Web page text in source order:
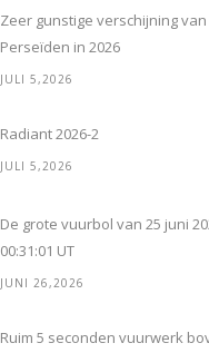
Zeer gunstige verschijning
Perseïden in 2026
JULI 5,2026
Radiant 2026-2
JULI 5,2026
De grote vuurbol van 25 juni
00:31:01 UT
JUNI 26,2026
Ruim 5 seconden vuurwerk